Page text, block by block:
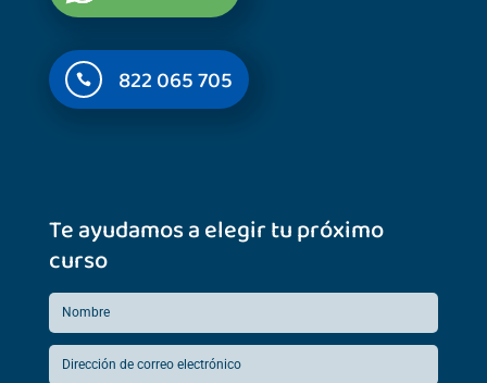
 822 065 705
Te ayudamos a elegir tu próximo
curso